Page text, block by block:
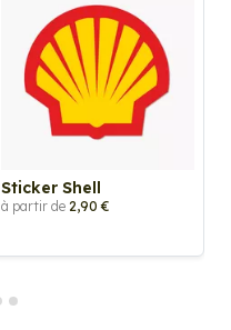
Sticker Shell
à partir de 2,90 €